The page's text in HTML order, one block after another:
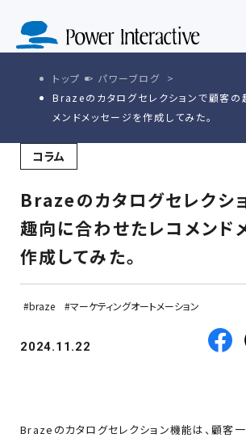
トップ
パワーブログ
Brazeのカタログセレクションで顧客の
メンドメッセージを作成してみた。
コラム
Brazeのカタログセレクシ
趣向に合わせたレコメンド
作成してみた。
braze マーケティングオートメーション
2024.11.22
Brazeのカタログセレクション機能は、顧客